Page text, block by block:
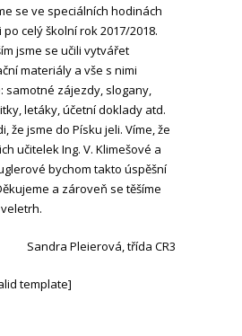
se ve speciálních hodinách
celý školní rok 2017/2018.
jsme se učili vytvářet
materiály a vše s nimi
samotné zájezdy, slogany,
letáky, účetní doklady atd.
že jsme do Písku jeli. Víme, že
učitelek Ing. V. Klimešové a
bychom takto úspěšní
a zároveň se těšíme
Sandra Pleierová, třída CR3
template]